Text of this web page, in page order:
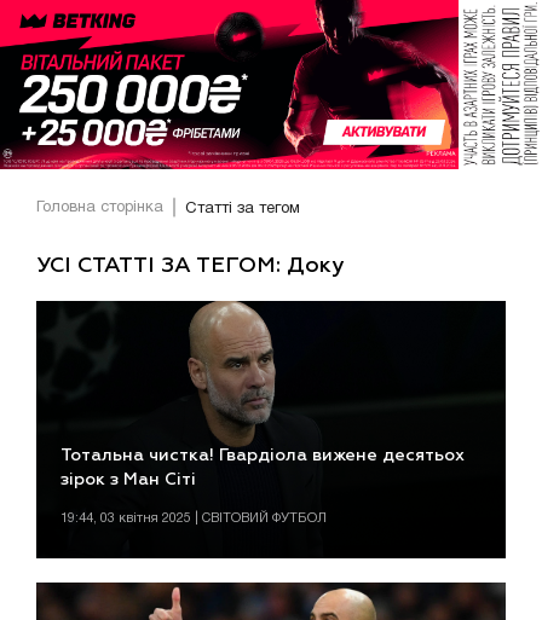
Головна сторінка Статті за тегом
УСІ СТАТТІ ЗА ТЕГОМ: Доку
Тотальна чистка! Гвардіола вижене десятьох
зірок з Ман Сіті
19:44, 03 квітня 2025 | СВІТОВИЙ ФУТБОЛ